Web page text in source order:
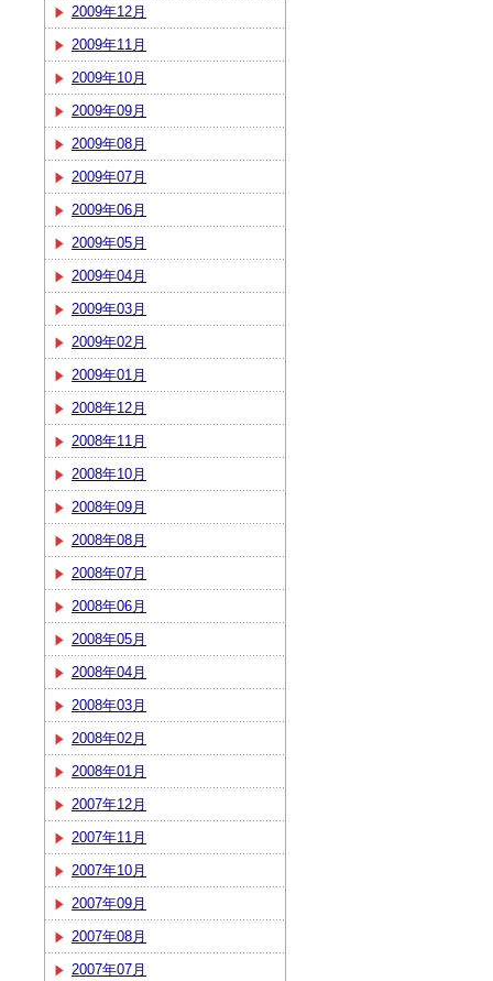
2009年12月
2009年11月
2009年10月
2009年09月
2009年08月
2009年07月
2009年06月
2009年05月
2009年04月
2009年03月
2009年02月
2009年01月
2008年12月
2008年11月
2008年10月
2008年09月
2008年08月
2008年07月
2008年06月
2008年05月
2008年04月
2008年03月
2008年02月
2008年01月
2007年12月
2007年11月
2007年10月
2007年09月
2007年08月
2007年07月